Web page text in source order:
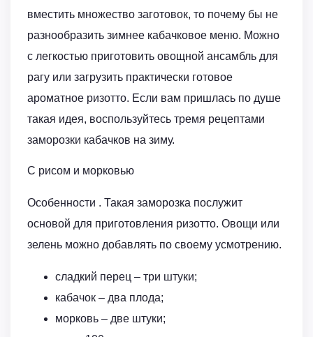
вместить множество заготовок, то почему бы не
разнообразить зимнее кабачковое меню. Можно
с легкостью приготовить овощной ансамбль для
рагу или загрузить практически готовое
ароматное ризотто. Если вам пришлась по душе
такая идея, воспользуйтесь тремя рецептами
заморозки кабачков на зиму.
С рисом и морковью
Особенности . Такая заморозка послужит
основой для приготовления ризотто. Овощи или
зелень можно добавлять по своему усмотрению.
сладкий перец – три штуки;
кабачок – два плода;
морковь – две штуки;